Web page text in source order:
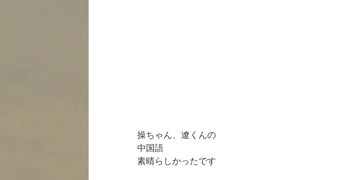
操ちゃん、遼くんの
中国語
素晴らしかったです